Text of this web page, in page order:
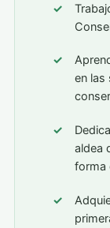
en las
aldea
forma